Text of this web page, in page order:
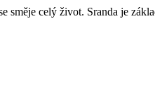
směje celý život. Sranda je